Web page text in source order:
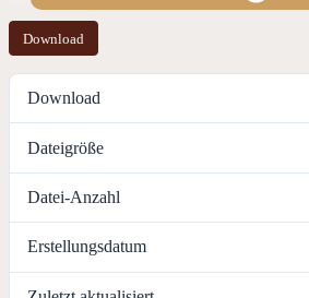
Download
Download
Dateigröße
Datei-Anzahl
Erstellungsdatum